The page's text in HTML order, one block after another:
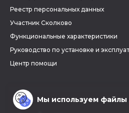
Реестр персональных данных
Участник Сколково
Функциональные характеристики
Руководство по установке и
Центр помощи
Мы используем файлы